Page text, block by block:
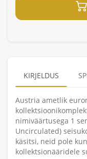
KIRJELDUS
Austria ametlik
nimiväärtusega 1
Uncirculated)
käsitsi, neid pole
kollektsionääridele